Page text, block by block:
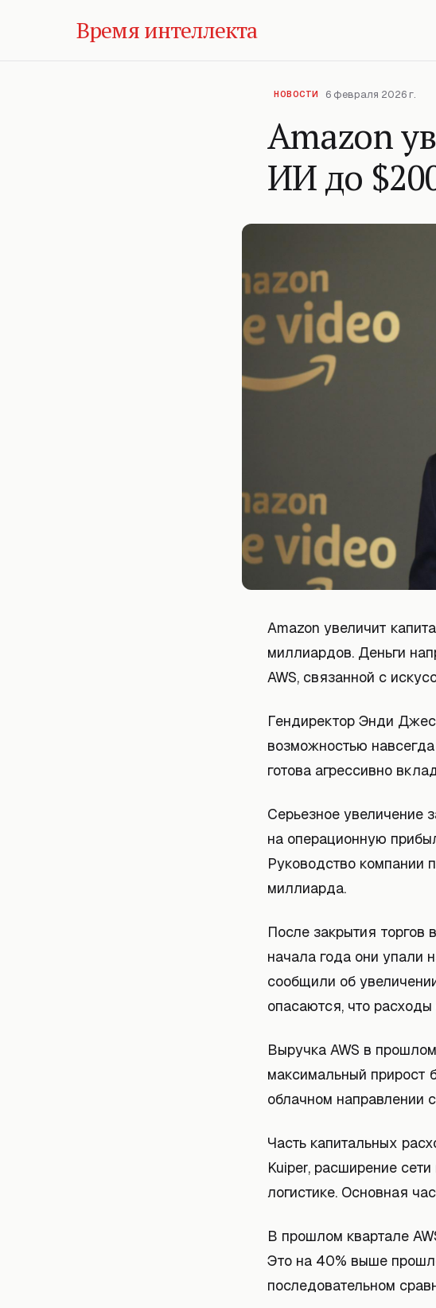
Время интеллекта
НОВОСТИ 6 февраля 2026 г.
Amazon
ИИ до
Amazon увеличит
миллиардов. Деньги
AWS, связанной с
Гендиректор Энди
возможностью
готова агрессивно
Серьезное увеличение
на операционную
Руководство компании
миллиарда.
После закрытия
начала года они упали
сообщили об
опасаются, что
Выручка AWS в
максимальный прирост
облачном направлении
Часть капитальных
Kuiper, расширение
логистике. Основная
В прошлом квартале
Это на 40% выше
последовательном